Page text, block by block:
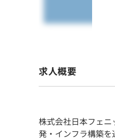
求人概要
株式会社日本フェ
発・インフラ構築を